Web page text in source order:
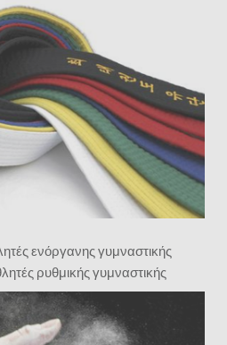
ενόργανης γυμναστικής
ρυθμικής γυμναστικής